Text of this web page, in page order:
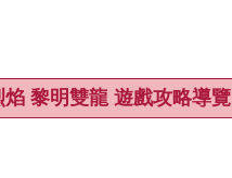
黎明雙龍 遊戲攻略導覽